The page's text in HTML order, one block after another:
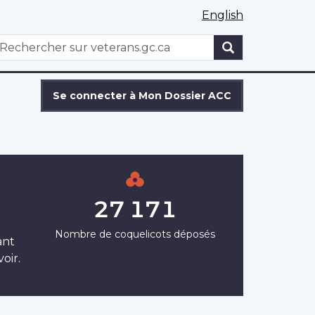
English
Se connecter à Mon Dossier ACC
27 171
Nombre de coquelicots déposés